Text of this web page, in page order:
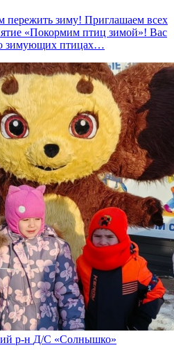
пережить зиму! Приглашаем всех
«Покормим птиц зимой»! Вас
зимующих птицах…
р-н Д/С «Солнышко»